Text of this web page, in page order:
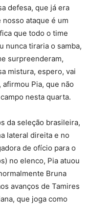
defesa, que já era
ataque é um
que todo o time
nunca tiraria o samba,
surpreenderam,
mistura, espero, vai
afirmou Pia, que não
nesta quarta.
da seleção brasileira,
lateral direita e no
de ofício para o
no elenco, Pia atuou
Bruna
avanços de Tamires
que joga como